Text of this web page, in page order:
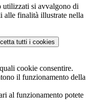
utilizzati si avvalgono di
alle finalità illustrate nella
tutti i cookies
cookie consentire.
il funzionamento della
al funzionamento potete